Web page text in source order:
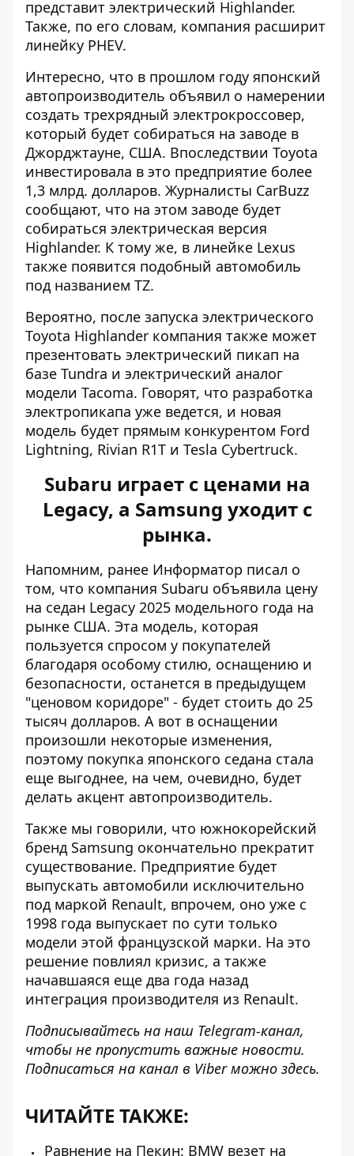
представит электрический Highlander.
Также, по его словам, компания расширит
линейку PHEV.
Интересно, что в прошлом году японский
автопроизводитель объявил о намерении
создать трехрядный электрокроссовер,
который будет собираться на заводе в
Джорджтауне, США. Впоследствии Toyota
инвестировала в это предприятие более
1,3 млрд. долларов. Журналисты CarBuzz
сообщают, что на этом заводе будет
собираться электрическая версия
Highlander. К тому же, в линейке Lexus
также появится подобный автомобиль
под названием TZ.
Вероятно, после запуска электрического
Toyota Highlander компания также может
презентовать электрический пикап на
базе Tundra и электрический аналог
модели Tacoma. Говорят, что разработка
электропикапа уже ведется, и новая
модель будет прямым конкурентом Ford
Lightning, Rivian R1T и Tesla Cybertruck.
Subaru играет с ценами на
Legacy, а Samsung уходит с
рынка.
Напомним, ранее Информатор писал о
том, что компания Subaru объявила цену
на седан Legacy 2025 модельного года на
рынке США. Эта модель, которая
пользуется спросом у покупателей
благодаря особому стилю, оснащению и
безопасности, останется в предыдущем
"ценовом коридоре" - будет стоить до 25
тысяч долларов. А вот в оснащении
произошли некоторые изменения,
поэтому покупка японского седана стала
еще выгоднее, на чем, очевидно, будет
делать акцент автопроизводитель.
Также мы говорили, что южнокорейский
бренд Samsung окончательно прекратит
существование. Предприятие будет
выпускать автомобили исключительно
под маркой Renault, впрочем, оно уже с
1998 года выпускает по сути только
модели этой французской марки. На это
решение повлиял кризис, а также
начавшаяся еще два года назад
интеграция производителя из Renault.
Подписывайтесь на наш Telegram-канал,
чтобы не пропустить важные новости.
Подписаться на канал в Viber можно здесь.
ЧИТАЙТЕ ТАКЖЕ:
Равнение на Пекин: BMW везет на